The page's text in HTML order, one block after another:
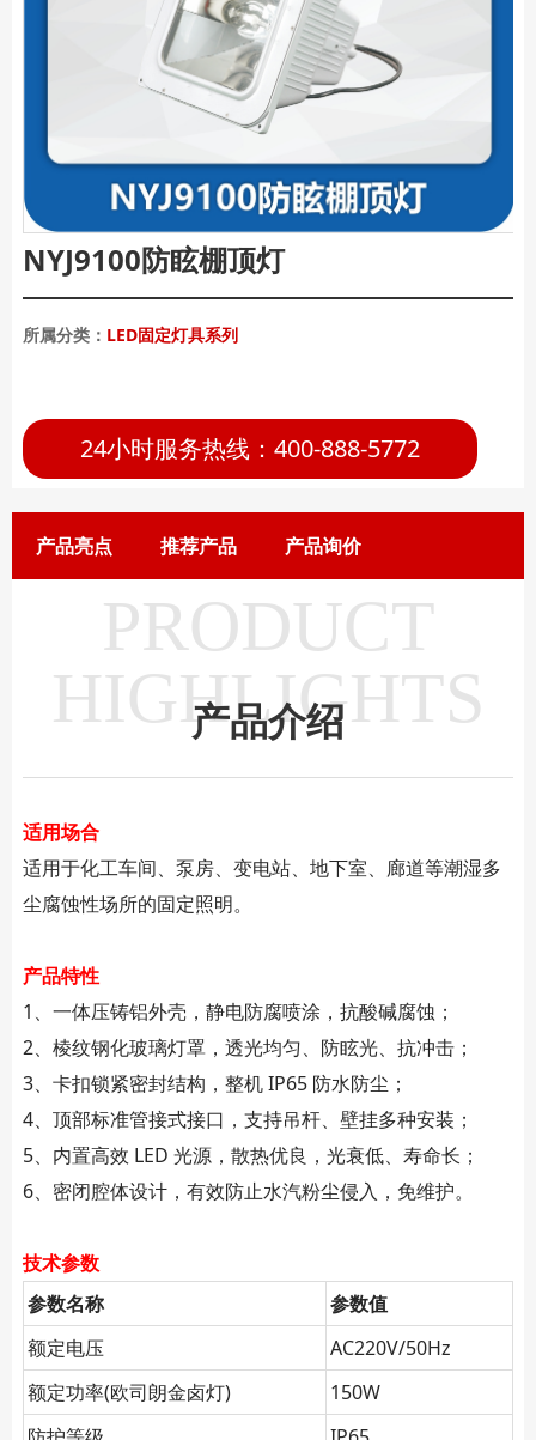
NYJ9100防眩棚顶灯
所属分类： LED固定灯具系列
24小时服务热线：400-888-5772
产品亮点 推荐产品 产品询价
PRODUCT
HIGHLIGHTS
产品介绍
适用场合
适用于化工车间、泵房、变电站、地下室、廊道等潮湿多
尘腐蚀性场所的固定照明。
产品特性
1、一体压铸铝外壳，静电防腐喷涂，抗酸碱腐蚀；
2、棱纹钢化玻璃灯罩，透光均匀、防眩光、抗冲击；
3、卡扣锁紧密封结构，整机 IP65 防水防尘；
4、顶部标准管接式接口，支持吊杆、壁挂多种安装；
5、内置高效 LED 光源，散热优良，光衰低、寿命长；
6、密闭腔体设计，有效防止水汽粉尘侵入，免维护。
技术参数
参数名称
参数值
额定电压
AC220V/50Hz
额定功率(欧司朗金卤灯)
150W